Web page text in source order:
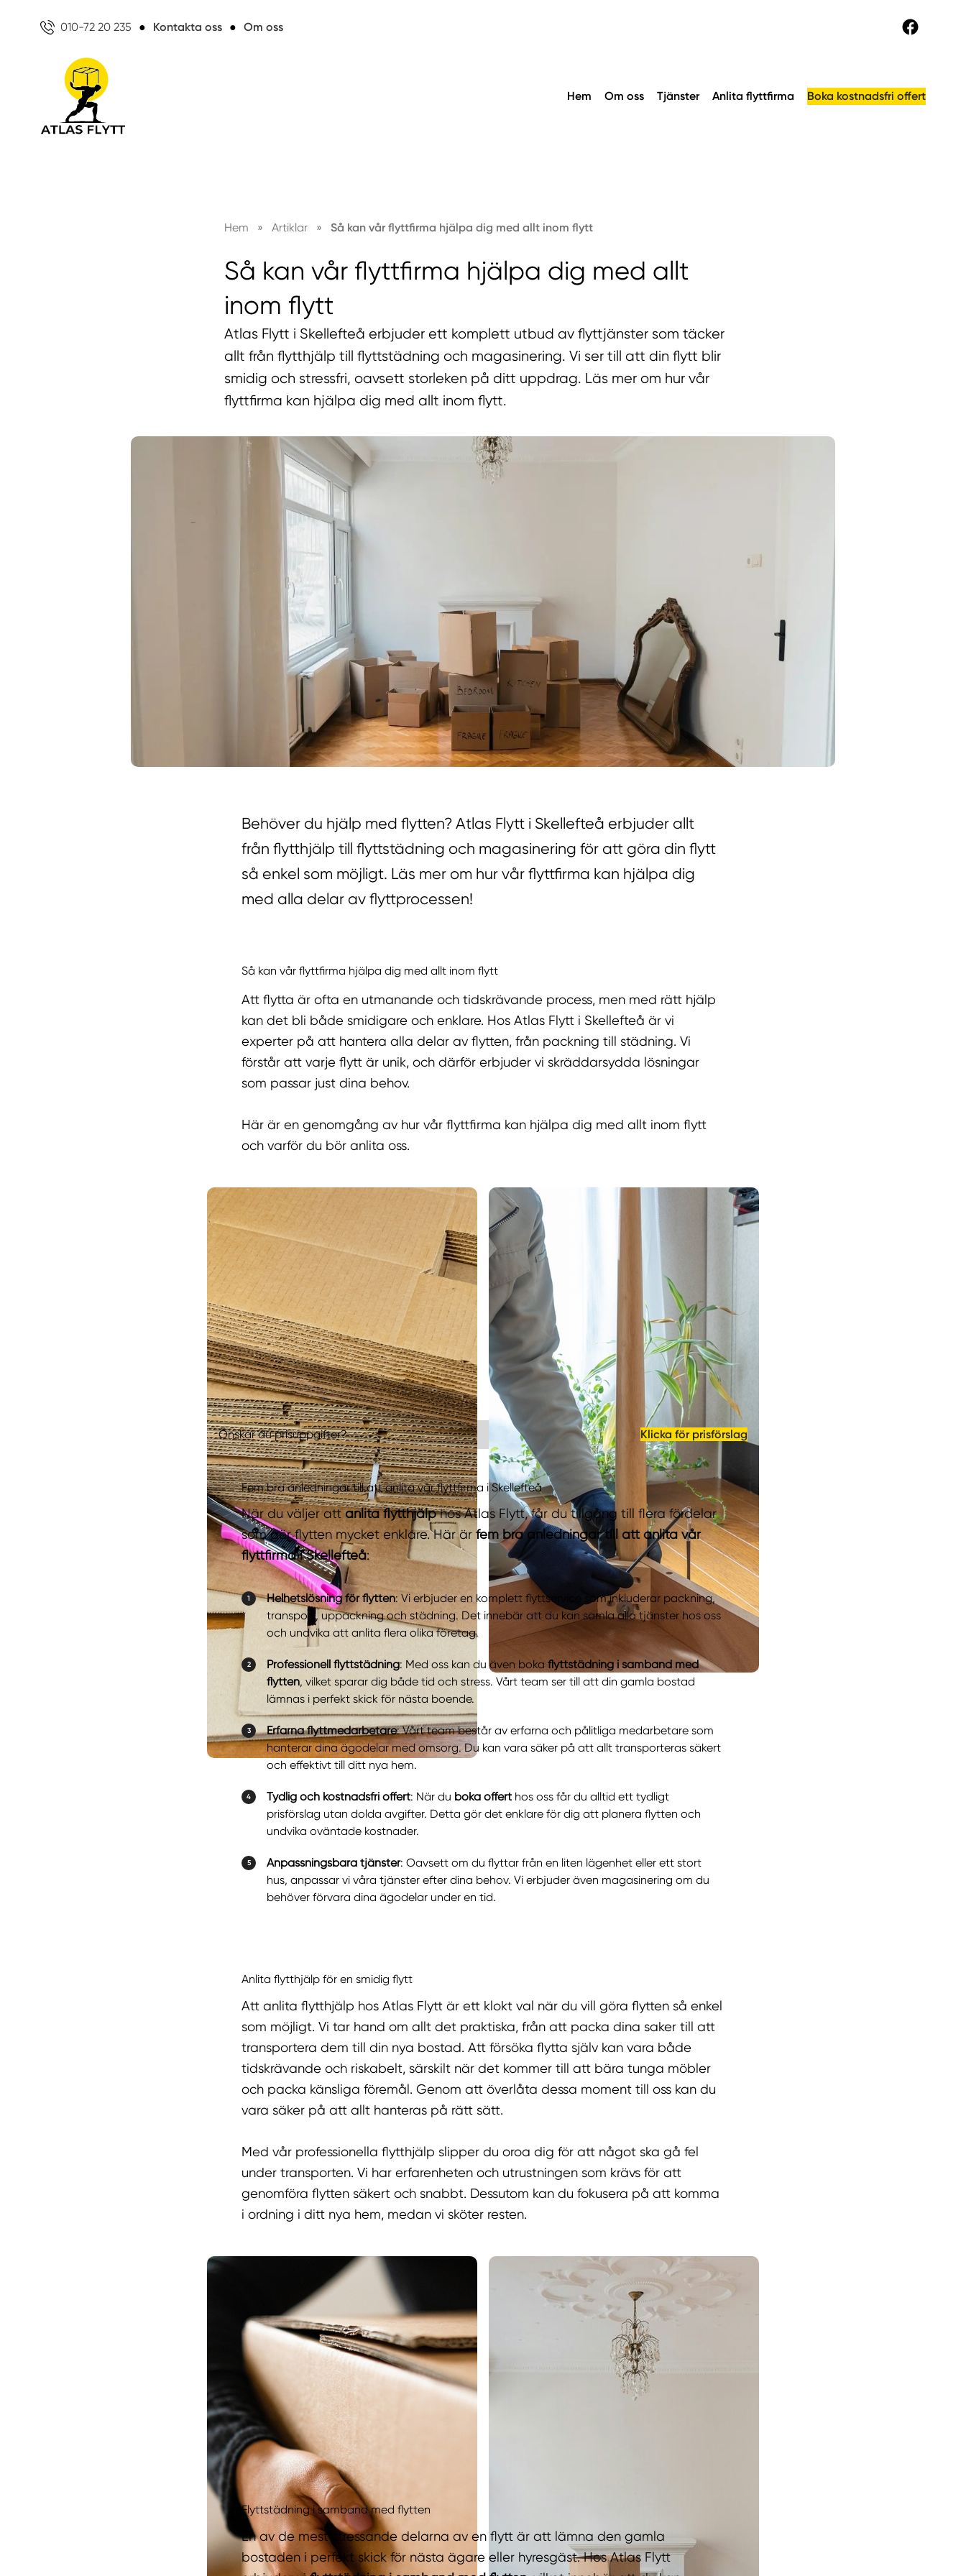
010-72 20 235 ● Kontakta oss ● Om oss
Hem Om oss Tjänster Anlita flyttfirma Boka kostnadsfri offert
Hem » Artiklar » Så kan vår flyttfirma hjälpa dig med allt inom flytt
Så kan vår flyttfirma hjälpa dig med allt
inom flytt
Atlas Flytt i Skellefteå erbjuder ett komplett utbud av flyttjänster som täcker
allt från flytthjälp till flyttstädning och magasinering. Vi ser till att din flytt blir
smidig och stressfri, oavsett storleken på ditt uppdrag. Läs mer om hur vår
flyttfirma kan hjälpa dig med allt inom flytt.
Behöver du hjälp med flytten? Atlas Flytt i Skellefteå erbjuder allt
från flytthjälp till flyttstädning och magasinering för att göra din flytt
så enkel som möjligt. Läs mer om hur vår flyttfirma kan hjälpa dig
med alla delar av flyttprocessen!
Så kan vår flyttfirma hjälpa dig med allt inom flytt
Att flytta är ofta en utmanande och tidskrävande process, men med rätt hjälp
kan det bli både smidigare och enklare. Hos Atlas Flytt i Skellefteå är vi
experter på att hantera alla delar av flytten, från packning till städning. Vi
förstår att varje flytt är unik, och därför erbjuder vi skräddarsydda lösningar
som passar just dina behov.
Här är en genomgång av hur vår flyttfirma kan hjälpa dig med allt inom flytt
och varför du bör anlita oss.
Önskar du prisuppgifter? Klicka för prisförslag
Fem bra anledningar till att anlita vår flyttfirma i Skellefteå
När du väljer attanlita flytthjälphos Atlas Flytt, får du tillgång till flera fördelar
som gör flytten mycket enklare. Här är fem bra anledningar till att anlita vår
flyttfirma i Skellefteå:
Helhetslösning för flytten: Vi erbjuder en komplett flyttservice som inkluderar packning,
transport, uppackning och städning. Det innebär att du kan samla alla tjänster hos oss
och undvika att anlita flera olika företag.
Professionell flyttstädning: Med oss kan du även boka flyttstädning i samband med
flytten, vilket sparar dig både tid och stress. Vårt team ser till att din gamla bostad
lämnas i perfekt skick för nästa boende.
Erfarna flyttmedarbetare: Vårt team består av erfarna och pålitliga medarbetare som
hanterar dina ägodelar med omsorg. Du kan vara säker på att allt transporteras säkert
och effektivt till ditt nya hem.
Tydlig och kostnadsfri offert: När du boka offert hos oss får du alltid ett tydligt
prisförslag utan dolda avgifter. Detta gör det enklare för dig att planera flytten och
undvika oväntade kostnader.
Anpassningsbara tjänster: Oavsett om du flyttar från en liten lägenhet eller ett stort
hus, anpassar vi våra tjänster efter dina behov. Vi erbjuder även magasinering om du
behöver förvara dina ägodelar under en tid.
Anlita flytthjälp för en smidig flytt
Att anlita flytthjälp hos Atlas Flytt är ett klokt val när du vill göra flytten så enkel
som möjligt. Vi tar hand om allt det praktiska, från att packa dina saker till att
transportera dem till din nya bostad. Att försöka flytta själv kan vara både
tidskrävande och riskabelt, särskilt när det kommer till att bära tunga möbler
och packa känsliga föremål. Genom att överlåta dessa moment till oss kan du
vara säker på att allt hanteras på rätt sätt.
Med vår professionella flytthjälp slipper du oroa dig för att något ska gå fel
under transporten. Vi har erfarenheten och utrustningen som krävs för att
genomföra flytten säkert och snabbt. Dessutom kan du fokusera på att komma
i ordning i ditt nya hem, medan vi sköter resten.
Flyttstädning i samband med flytten
En av de mest stressande delarna av en flytt är att lämna den gamla
bostaden i perfekt skick för nästa ägare eller hyresgäst. Hos Atlas Flytt